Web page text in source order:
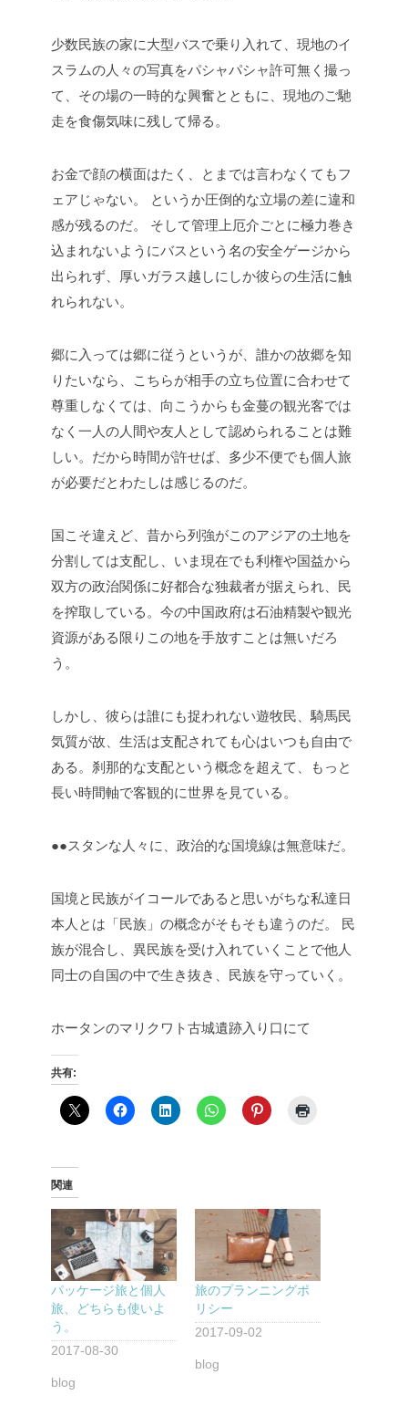
少数民族の家に大型バスで乗り入れて、現地のイ
スラムの人々の写真をパシャパシャ許可無く撮っ
て、その場の一時的な興奮とともに、現地のご馳
走を食傷気味に残して帰る。
お金で顔の横面はたく、とまでは言わなくてもフ
ェアじゃない。
というか圧倒的な立場の差に違和
感が残るのだ。
そして管理上厄介ごとに極力巻き
込まれないようにバスという名の安全ゲージから
出られず、厚いガラス越しにしか彼らの生活に触
れられない。
郷に入っては郷に従うというが、誰かの故郷を知
りたいなら、こちらが相手の立ち位置に合わせて
尊重しなくては、向こうからも金蔓の観光客では
なく一人の人間や友人として認められることは難
しい。だから時間が許せば、多少不便でも個人旅
が必要だとわたしは感じるのだ。
国こそ違えど、昔から列強がこのアジアの土地を
分割しては支配し、いま現在でも利権や国益から
双方の政治関係に好都合な独裁者が据えられ、民
を搾取している。今の中国政府は石油精製や観光
資源がある限りこの地を手放すことは無いだろ
う。
しかし、彼らは誰にも捉われない遊牧民、騎馬民
気質が故、生活は支配されても心はいつも自由で
ある。刹那的な支配という概念を超えて、もっと
長い時間軸で客観的に世界を見ている。
●●スタンな人々に、政治的な国境線は無意味だ。
国境と民族がイコールであると思いがちな私達日
本人とは「民族」の概念がそもそも違うのだ。
民
族が混合し、異民族を受け入れていくことで他人
同士の自国の中で生き抜き、民族を守っていく。
ホータンのマリクワト古城遺跡入り口にて
共有:
関連
パッケージ旅と個人
旅、どちらも使いよ
う。
2017-08-30
blog
旅のプランニングポ
リシー
2017-09-02
blog